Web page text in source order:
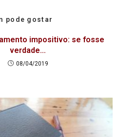
pode gostar
impositivo: se fosse
verdade…
08/04/2019